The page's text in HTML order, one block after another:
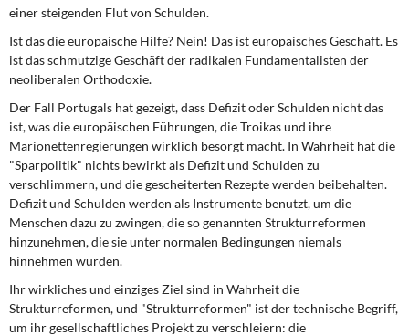
einer steigenden Flut von Schulden.
Ist das die europäische Hilfe? Nein! Das ist europäisches Geschäft. Es
ist das schmutzige Geschäft der radikalen Fundamentalisten der
neoliberalen Orthodoxie.
Der Fall Portugals hat gezeigt, dass Defizit oder Schulden nicht das
ist, was die europäischen Führungen, die Troikas und ihre
Marionettenregierungen wirklich besorgt macht. In Wahrheit hat die
"Sparpolitik" nichts bewirkt als Defizit und Schulden zu
verschlimmern, und die gescheiterten Rezepte werden beibehalten.
Defizit und Schulden werden als Instrumente benutzt, um die
Menschen dazu zu zwingen, die so genannten Strukturreformen
hinzunehmen, die sie unter normalen Bedingungen niemals
hinnehmen würden.
Ihr wirkliches und einziges Ziel sind in Wahrheit die
Strukturreformen, und "Strukturreformen" ist der technische Begriff,
um ihr gesellschaftliches Projekt zu verschleiern: die